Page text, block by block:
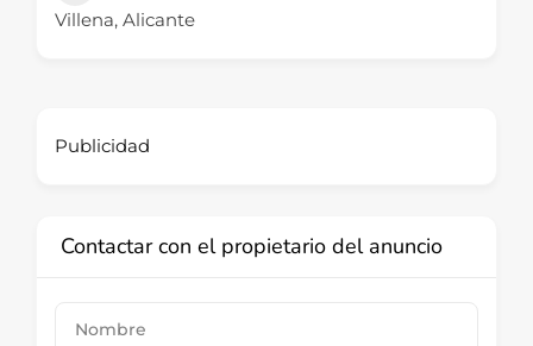
Villena, Alicante
Publicidad
Contactar con el propietario del anuncio